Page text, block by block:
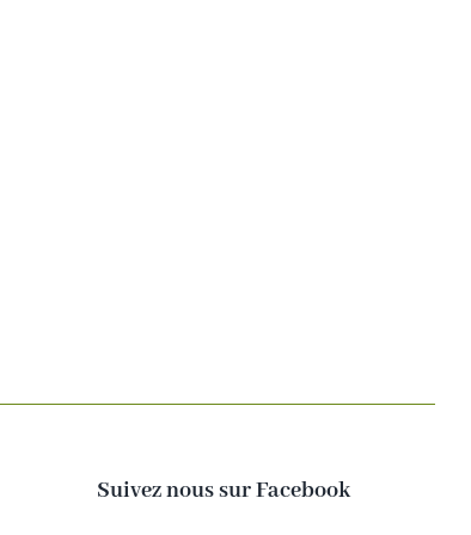
Suivez nous sur Facebook